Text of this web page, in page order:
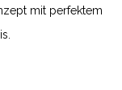
mit perfektem